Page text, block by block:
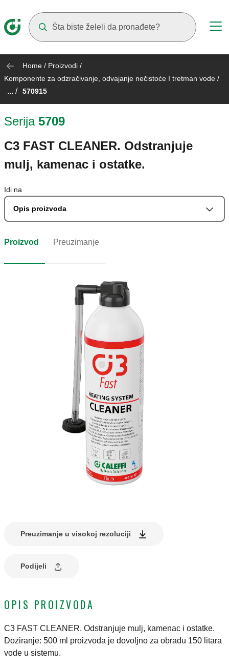
Home / Proizvodi /
Komponente za odzračivanje, odvajanje nečistoće I tretman vode /
... / 570915
Serija 5709
C3 FAST CLEANER. Odstranjuje
mulj, kamenac i ostatke.
Idi na
Opis proizvoda
Proizvod Preuzimanje
Preuzimanje u visokoj rezoluciji
Podijeli
OPIS PROIZVODA
C3 FAST CLEANER. Odstranjuje mulj, kamenac i ostatke.
Doziranje: 500 ml proizvoda je dovoljno za obradu 150 litara
vode u sistemu.